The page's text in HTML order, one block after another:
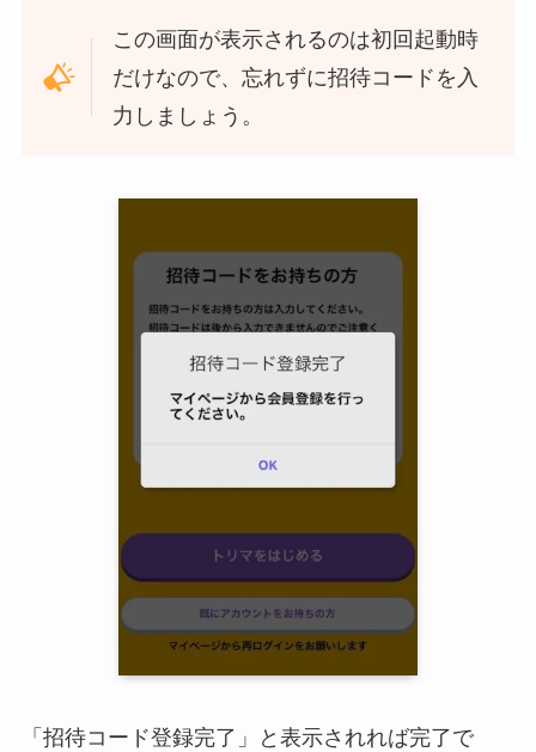
この画面が表示されるのは初回起動時
だけなので、忘れずに招待コードを入
力しましょう。
「招待コード登録完了」と表示されれば完了で